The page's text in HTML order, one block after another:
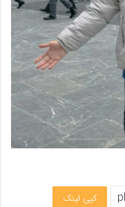
کپی لینک